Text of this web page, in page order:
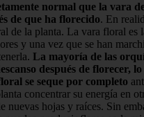
normal que la vara
de que ha florecido. En
de la planta. La vara floral es
y una vez que se han
La mayoría de las
después de florecer,
se seque por completo
concentrar su energía en
nuevas hojas y raíces. Sin